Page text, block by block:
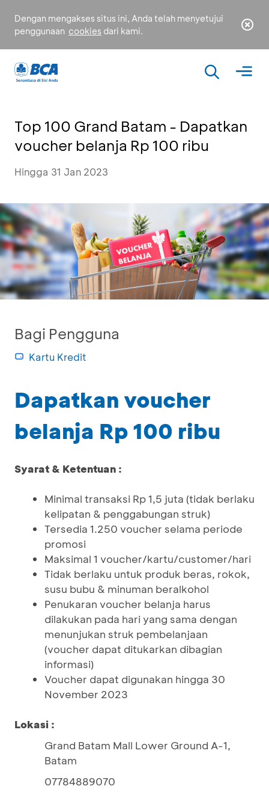
Dengan mengakses situs ini, Anda telah menyetujui
penggunaan cookies dari kami.
Top 100 Grand Batam - Dapatkan
voucher belanja Rp 100 ribu
Hingga 31 Jan 2023
Bagi Pengguna
Kartu Kredit
Dapatkan voucher
belanja Rp 100 ribu
Syarat & Ketentuan :
Minimal transaksi Rp 1,5 juta (tidak berlaku
kelipatan & penggabungan struk)
Tersedia 1.250 voucher selama periode
promosi
Maksimal 1 voucher/kartu/customer/hari
Tidak berlaku untuk produk beras, rokok,
susu bubu & minuman beralkohol
Penukaran voucher belanja harus
dilakukan pada hari yang sama dengan
menunjukan struk pembelanjaan
(voucher dapat ditukarkan dibagian
informasi)
Voucher dapat digunakan hingga 30
November 2023
Lokasi :
Grand Batam Mall Lower Ground A-1,
Batam
07784889070